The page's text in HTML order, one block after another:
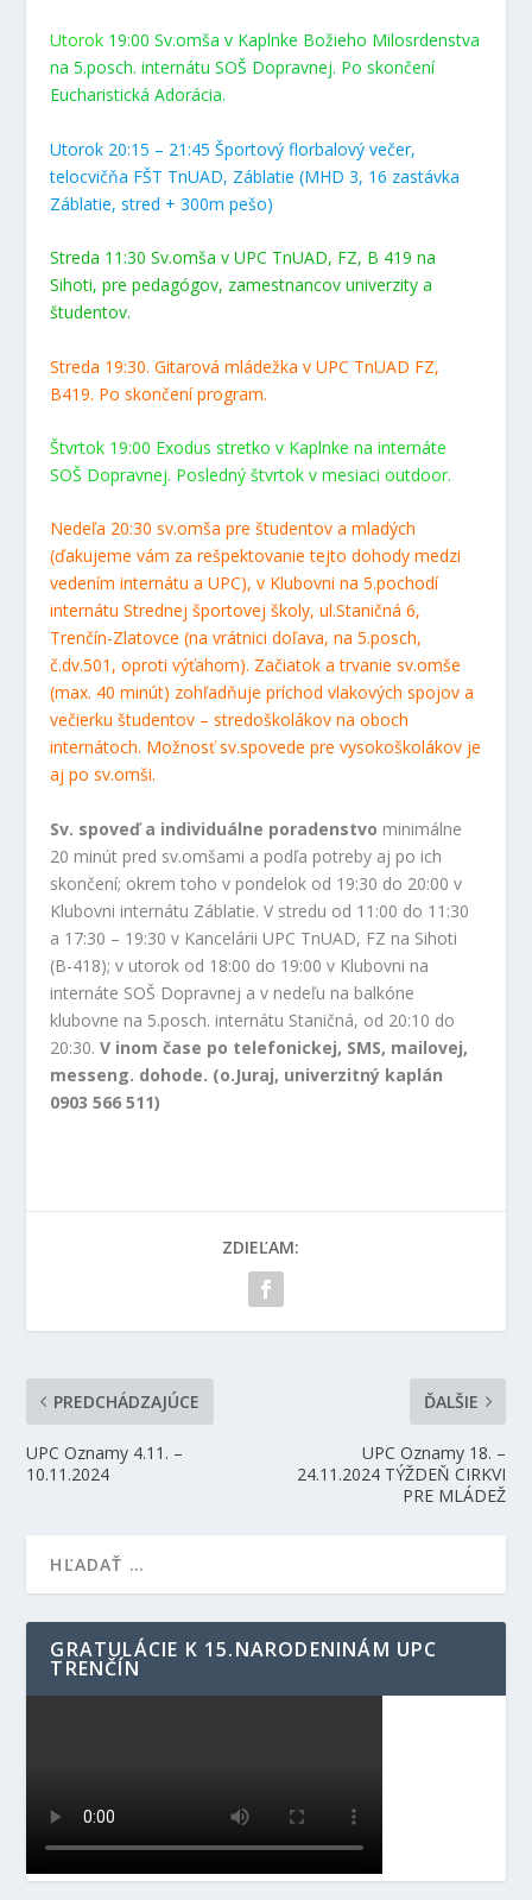
Utorok 19:00 Sv.omša v Kaplnke Božieho Milosrdenstva
na 5.posch. internátu SOŠ Dopravnej. Po skončení
Eucharistická Adorácia.
Utorok 20:15 – 21:45 Športový florbalový večer,
telocvičňa FŠT TnUAD, Záblatie (MHD 3, 16 zastávka
Záblatie, stred + 300m pešo)
Streda 11:30 Sv.omša v UPC TnUAD, FZ, B 419 na
Sihoti, pre pedagógov, zamestnancov univerzity a
študentov.
Streda 19:30. Gitarová mládežka v UPC TnUAD FZ,
B419. Po skončení program.
Štvrtok 19:00 Exodus stretko v Kaplnke na internáte
SOŠ Dopravnej. Posledný štvrtok v mesiaci outdoor.
Nedeľa 20:30 sv.omša pre študentov a mladých
(ďakujeme vám za rešpektovanie tejto dohody medzi
vedením internátu a UPC), v Klubovni na 5.pochodí
internátu Strednej športovej školy, ul.Staničná 6,
Trenčín-Zlatovce (na vrátnici doľava, na 5.posch,
č.dv.501, oproti výťahom). Začiatok a trvanie sv.omše
(max. 40 minút) zohľadňuje príchod vlakových spojov a
večierku študentov – stredoškolákov na oboch
internátoch. Možnosť sv.spovede pre vysokoškolákov je
aj po sv.omši.
Sv. spoveď a individuálne poradenstvo minimálne
20 minút pred sv.omšami a podľa potreby aj po ich
skončení; okrem toho v pondelok od 19:30 do 20:00 v
Klubovni internátu Záblatie. V stredu od 11:00 do 11:30
a 17:30 – 19:30 v Kancelárii UPC TnUAD, FZ na Sihoti
(B-418); v utorok od 18:00 do 19:00 v Klubovni na
internáte SOŠ Dopravnej a v nedeľu na balkóne
klubovne na 5.posch. internátu Staničná, od 20:10 do
20:30.V inom čase po telefonickej, SMS, mailovej,
messeng. dohode. (o.Juraj, univerzitný kaplán
0903 566 511)
ZDIEĽAM:
PREDCHÁDZAJÚCE
UPC Oznamy 4.11. –
10.11.2024
ĎALŠIE
UPC Oznamy 18. –
24.11.2024 TÝŽDEŇ CIRKVI
PRE MLÁDEŽ
GRATULÁCIE K 15.NARODENINÁM UPC
TRENČÍN